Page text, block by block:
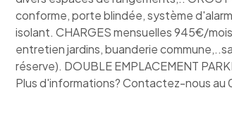
conforme, porte blindée, système
isolant. CHARGES mensuelles 945€/
entretien jardins, buanderie
réserve). DOUBLE EMPLACEMENT
Plus d'informations? Contactez-nous